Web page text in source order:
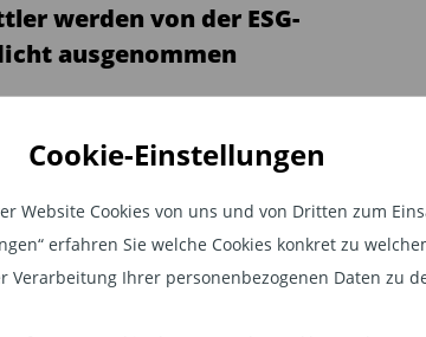
Cookie-Einstellungen
Website Cookies von uns und von Dritten zum
erfahren Sie welche Cookies konkret zu
Verarbeitung Ihrer personenbezogenen Daten zu
werden von der ESG-
ausgenommen
für Wirtschaft und
(BMWK) hat gegenüber dem
bestätigt, dass für § 34f-
Pflicht zur Ermittlung von